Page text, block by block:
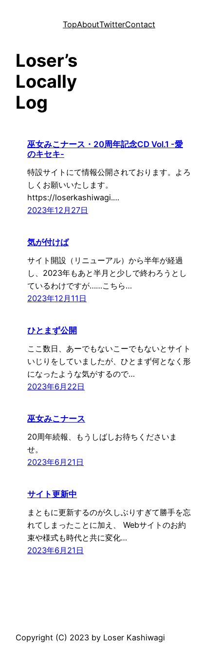
TopAboutTwitterContact
Loser’s
Locally
Log
巫女みこナース・20周年記念CD Vol.1 -愛
のキセキ-
特設サイトにて情報公開されております。よろ
しくお願いいたします。
https://loserkashiwagi.…
2023年12月27日
気が付けば
サイト開設（リニューアル）から半年が経過
し、2023年もあと半月と少しで終わろうとし
ているわけですが……こちら…
2023年12月11日
ひとまず公開
ここ数日、あーでもないこーでもないとサイト
いじりをしていましたが、ひとまず何となく形
になったような気がするので…
2023年6月22日
巫女みこナース
20周年続報、もうしばしお待ちくださいま
せ。
2023年6月21日
サイト更新中
まともに更新するのが久しぶりすぎて勝手を忘
れてしまったことに加え、 Webサイトのお約
束や様式も時代と共に変化…
2023年6月21日
Copyright (C) 2023 by Loser Kashiwagi